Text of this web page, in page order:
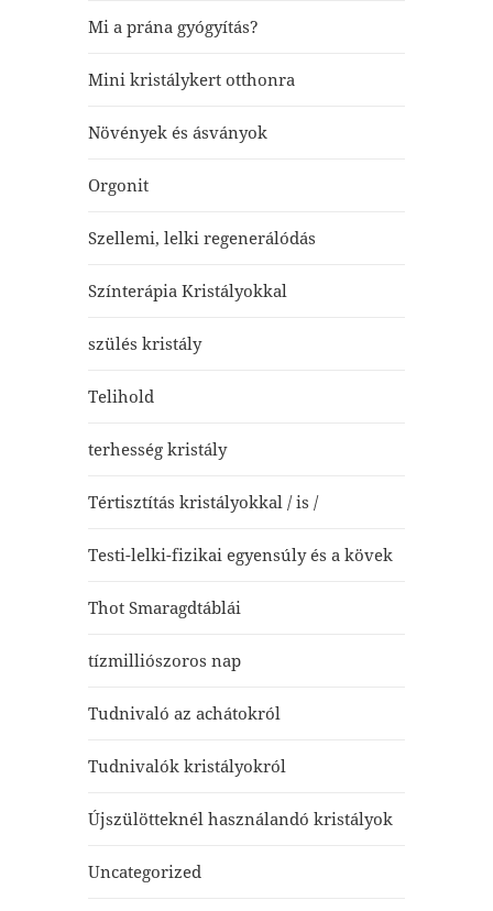
Mi a prána gyógyítás?
Mini kristálykert otthonra
Növények és ásványok
Orgonit
Szellemi, lelki regenerálódás
Színterápia Kristályokkal
szülés kristály
Telihold
terhesség kristály
Tértisztítás kristályokkal / is /
Testi-lelki-fizikai egyensúly és a kövek
Thot Smaragdtáblái
tízmilliószoros nap
Tudnivaló az achátokról
Tudnivalók kristályokról
Újszülötteknél használandó kristályok
Uncategorized